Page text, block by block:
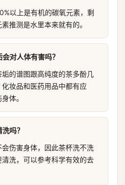
以上是有机的碳氧元素，剩
推测是水里本来就有的。
对人体有害吗？
的谱图跟高纯度的茶多酚几
妆品和医药用品中都有应
体。
吗？
伤害身体，因此茶杯洗不洗
洗，可以参考科学有效的去